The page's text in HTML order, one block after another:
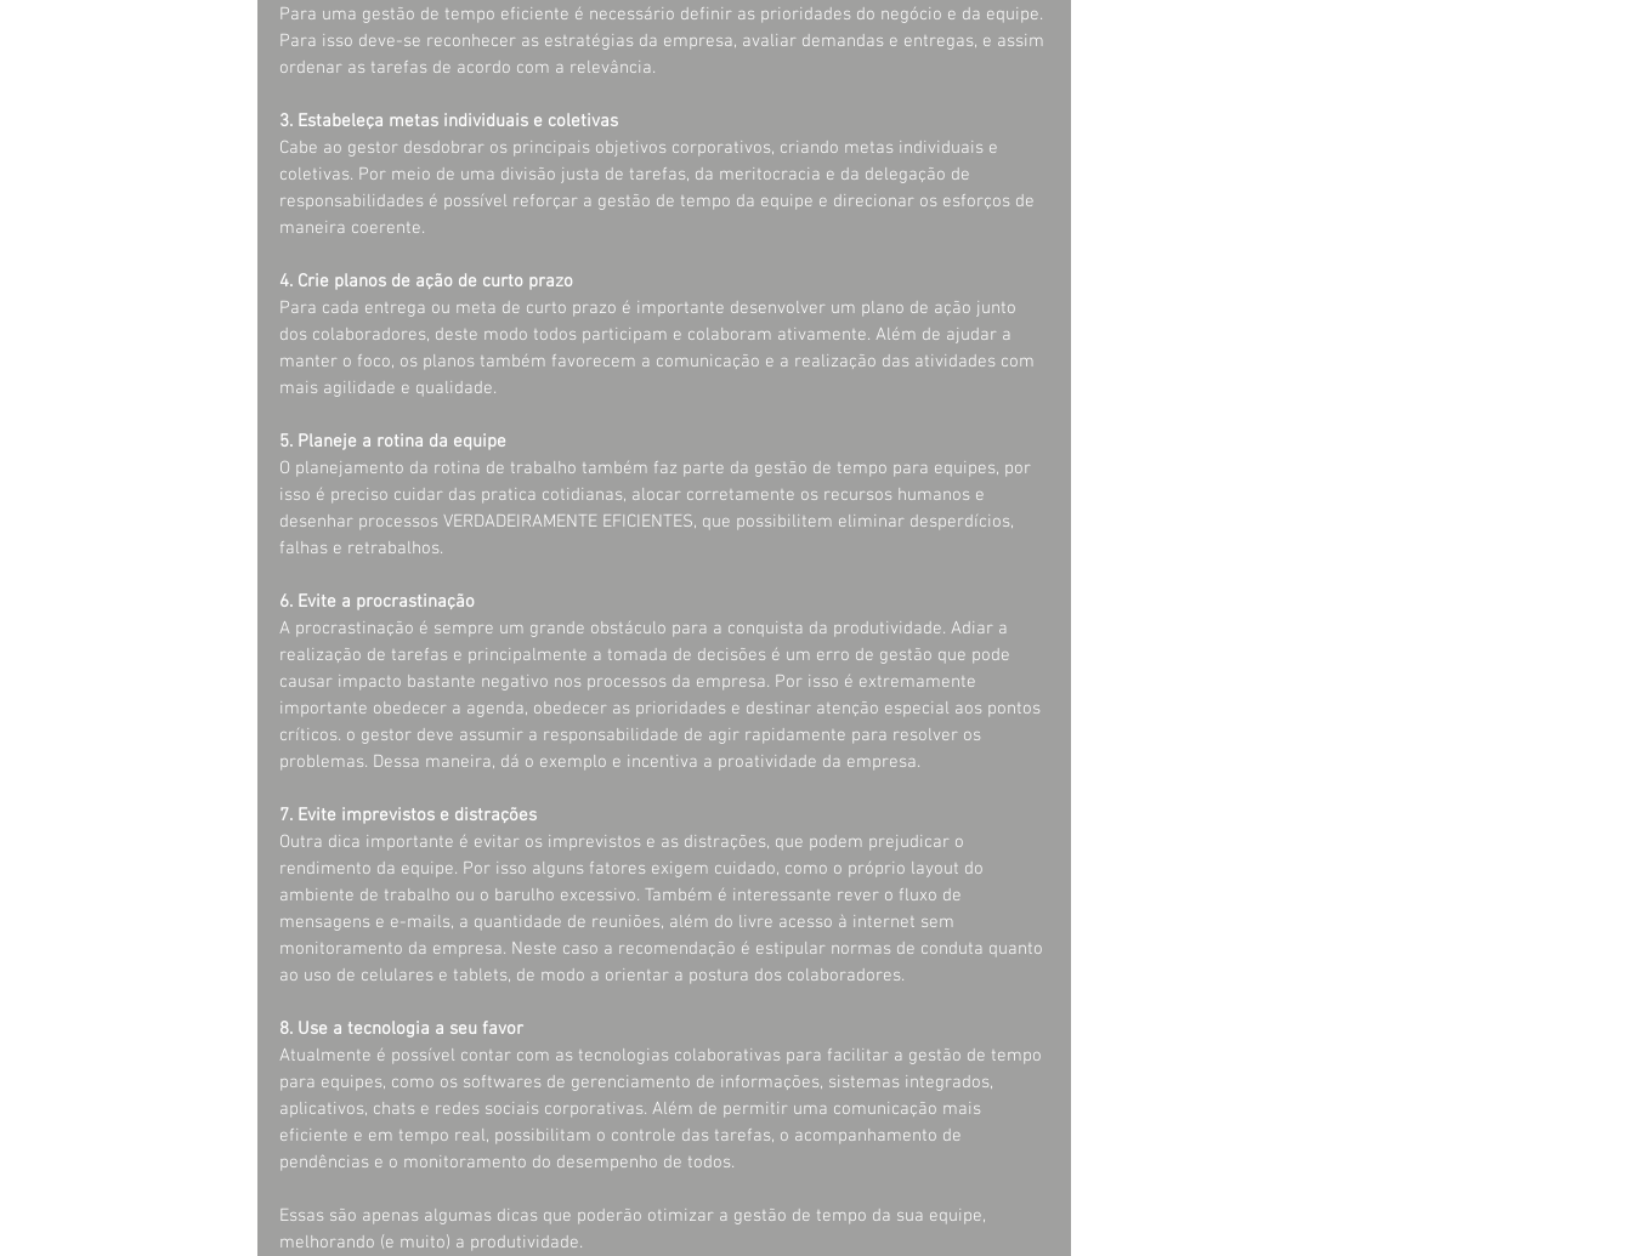
Para uma gestão de tempo eficiente é necessário definir as prioridades do negócio e da equipe.
Para isso deve-se reconhecer as estratégias da empresa, avaliar demandas e entregas, e assim
ordenar as tarefas de acordo com a relevância.
3. Estabeleça metas individuais e coletivas
Cabe ao gestor desdobrar os principais objetivos corporativos, criando metas individuais e
coletivas. Por meio de uma divisão justa de tarefas, da meritocracia e da delegação de
responsabilidades é possível reforçar a gestão de tempo da equipe e direcionar os esforços de
maneira coerente.
4. Crie planos de ação de curto prazo
Para cada entrega ou meta de curto prazo é importante desenvolver um plano de ação junto
dos colaboradores, deste modo todos participam e colaboram ativamente. Além de ajudar a
manter o foco, os planos também favorecem a comunicação e a realização das atividades com
mais agilidade e qualidade.
5. Planeje a rotina da equipe
O planejamento da rotina de trabalho também faz parte da gestão de tempo para equipes, por
isso é preciso cuidar das pratica cotidianas, alocar corretamente os recursos humanos e
desenhar processos VERDADEIRAMENTE EFICIENTES, que possibilitem eliminar desperdícios,
falhas e retrabalhos.
6. Evite a procrastinação
A procrastinação é sempre um grande obstáculo para a conquista da produtividade. Adiar a
realização de tarefas e principalmente a tomada de decisões é um erro de gestão que pode
causar impacto bastante negativo nos processos da empresa. Por isso é extremamente
importante obedecer a agenda, obedecer as prioridades e destinar atenção especial aos pontos
críticos. o gestor deve assumir a responsabilidade de agir rapidamente para resolver os
problemas. Dessa maneira, dá o exemplo e incentiva a proatividade da empresa.
7. Evite imprevistos e distrações
Outra dica importante é evitar os imprevistos e as distrações, que podem prejudicar o
rendimento da equipe. Por isso alguns fatores exigem cuidado, como o próprio layout do
ambiente de trabalho ou o barulho excessivo. Também é interessante rever o fluxo de
mensagens e e-mails, a quantidade de reuniões, além do livre acesso à internet sem
monitoramento da empresa. Neste caso a recomendação é estipular normas de conduta quanto
ao uso de celulares e tablets, de modo a orientar a postura dos colaboradores.
8. Use a tecnologia a seu favor
Atualmente é possível contar com as tecnologias colaborativas para facilitar a gestão de tempo
para equipes, como os softwares de gerenciamento de informações, sistemas integrados,
aplicativos, chats e redes sociais corporativas. Além de permitir uma comunicação mais
eficiente e em tempo real, possibilitam o controle das tarefas, o acompanhamento de
pendências e o monitoramento do desempenho de todos.
Essas são apenas algumas dicas que poderão otimizar a gestão de tempo da sua equipe,
melhorando (e muito) a produtividade.